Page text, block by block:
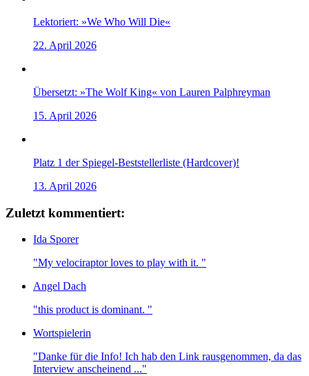
Lektoriert: »We Who Will Die«
22. April 2026
Übersetzt: »The Wolf King« von Lauren Palphreyman
15. April 2026
Platz 1 der Spiegel-Beststellerliste (Hardcover)!
13. April 2026
Zuletzt kommentiert:
Ida Sporer
"My velociraptor loves to play with it. "
Angel Dach
"this product is dominant. "
Wortspielerin
"Danke für die Info! Ich hab den Link rausgenommen, da das
Interview anscheinend ..."